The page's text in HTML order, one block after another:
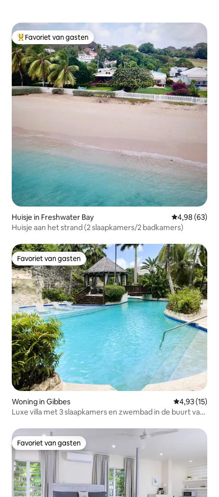
Topfavoriet van gasten
Favoriet van gasten
Huisje in Freshwater Bay Gemiddelde
4,98 (63)
Huisje aan het strand (2 slaapkamers/2 badkamers)
Favoriet van gasten
Favoriet van gasten
Woning in Gibbes Gemiddelde
4,93 (15)
Luxe villa met 3 slaapkamers en zwembad in de buurt van
Favoriet van gasten
Favoriet van gasten